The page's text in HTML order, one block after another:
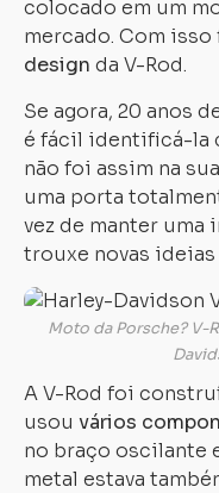
colocado em um
mercado. Com
design da V-Rod.
Se agora, 20 anos
é fácil identificá-la
não foi assim na
uma porta
vez de manter uma
trouxe novas
Moto da Porsche? V-
A V-Rod foi
usou vários
no braço oscilante
metal estava